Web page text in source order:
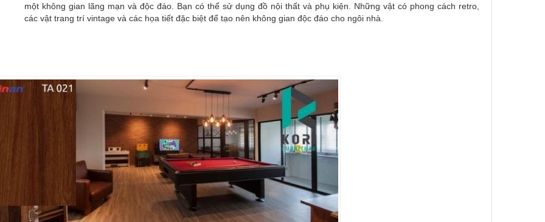
một không gian lãng mạn và độc đáo. Bạn có thể sử dụng đồ nội thất và phụ kiện. Những vật có phong cách retro,
các vật trang trí vintage và các họa tiết đặc biệt để tạo nên không gian độc đáo cho ngôi nhà.